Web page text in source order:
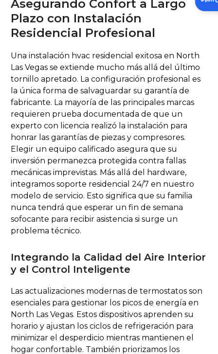
Asegurando Confort a Largo
Plazo con Instalación
Residencial Profesional
Una instalación hvac residencial exitosa en North
Las Vegas se extiende mucho más allá del último
tornillo apretado. La configuración profesional es
la única forma de salvaguardar su garantía de
fabricante. La mayoría de las principales marcas
requieren prueba documentada de que un
experto con licencia realizó la instalación para
honrar las garantías de piezas y compresores.
Elegir un equipo calificado asegura que su
inversión permanezca protegida contra fallas
mecánicas imprevistas. Más allá del hardware,
integramos soporte residencial 24/7 en nuestro
modelo de servicio. Esto significa que su familia
nunca tendrá que esperar un fin de semana
sofocante para recibir asistencia si surge un
problema técnico.
Integrando la Calidad del Aire Interior
y el Control Inteligente
Las actualizaciones modernas de termostatos son
esenciales para gestionar los picos de energía en
North Las Vegas. Estos dispositivos aprenden su
horario y ajustan los ciclos de refrigeración para
minimizar el desperdicio mientras mantienen el
hogar confortable. También priorizamos los